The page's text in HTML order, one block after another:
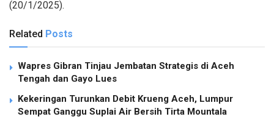
(20/1/2025).
Related Posts
Wapres Gibran Tinjau Jembatan Strategis di Aceh
Tengah dan Gayo Lues
Kekeringan Turunkan Debit Krueng Aceh, Lumpur
Sempat Ganggu Suplai Air Bersih Tirta Mountala